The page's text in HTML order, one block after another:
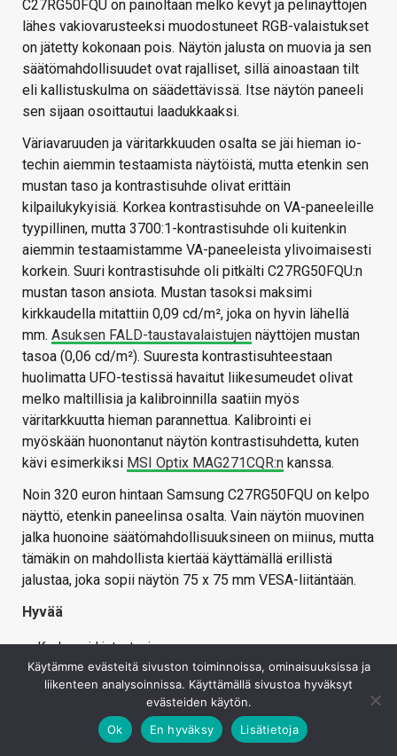
C27RG50FQU on painoltaan melko kevyt ja pelinäyttöjen
lähes vakiovarusteeksi muodostuneet RGB-valaistukset
on jätetty kokonaan pois. Näytön jalusta on muovia ja sen
säätömahdollisuudet ovat rajalliset, sillä ainoastaan tilt
eli kallistuskulma on säädettävissä. Itse näytön paneeli
sen sijaan osoittautui laadukkaaksi.
Väriavaruuden ja väritarkkuuden osalta se jäi hieman io-
techin aiemmin testaamista näytöistä, mutta etenkin sen
mustan taso ja kontrastisuhde olivat erittäin
kilpailukykyisiä. Korkea kontrastisuhde on VA-paneeleille
tyypillinen, mutta 3700:1-kontrastisuhde oli kuitenkin
aiemmin testaamistamme VA-paneeleista ylivoimaisesti
korkein. Suuri kontrastisuhde oli pitkälti C27RG50FQU:n
mustan tason ansiota. Mustan tasoksi maksimi
kirkkaudella mitattiin 0,09 cd/m², joka on hyvin lähellä
mm. Asuksen FALD-taustavalaistujen näyttöjen mustan
tasoa (0,06 cd/m²). Suuresta kontrastisuhteestaan
huolimatta UFO-testissä havaitut liikesumeudet olivat
melko maltillisia ja kalibroinnilla saatiin myös
väritarkkuutta hieman parannettua. Kalibrointi ei
myöskään huonontanut näytön kontrastisuhdetta, kuten
kävi esimerkiksi MSI Optix MAG271CQR:n kanssa.
Noin 320 euron hintaan Samsung C27RG50FQU on kelpo
näyttö, etenkin paneelinsa osalta. Vain näytön muovinen
jalka huonoine säätömahdollisuuksineen on miinus, mutta
tämäkin on mahdollista kiertää käyttämällä erillistä
jalustaa, joka sopii näytön 75 x 75 mm VESA-liitäntään.
Hyvää
Korkea virkistystaajuus
Erittäin musta musta
Adaptive-Sync toimi testatuissa peleissä GeForce- ja
Radeon-näytönohjaimilla
Edullinen hinta
Käytämme evästeitä sivuston toiminnoissa, ominaisuuksissa ja
liikenteen analysoinnissa. Käyttämällä sivustoa hyväksyt
evästeiden käytön.
Ok
En hyväksy Lisätietoja